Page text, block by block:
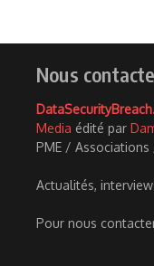
Nous
Media édité par
PME /
Actualités,
Pour nous